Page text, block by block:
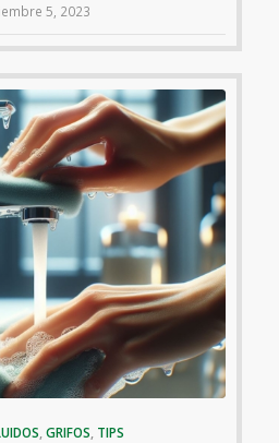
5, 2023
,GRIFOS, TIPS